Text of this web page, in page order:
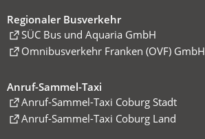
Regionaler Busverkehr
SÜC Bus und Aquaria GmbH
(Öffnet
in
neuen
Tab)
Omnibusverkehr Franken (OVF) GmbH
(Öffnet
einem
neuen
Tab)
Anruf-Sammel-Taxi
Anruf-Sammel-Taxi Coburg Stadt
(Öffnet
in Anruf-Sammel-Taxi Coburg Land
(Öffnet